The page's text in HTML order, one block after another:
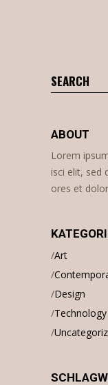
Search
for:
ABOUT
Lorem
isci elit, sed
ores et
Art
Design
Technology